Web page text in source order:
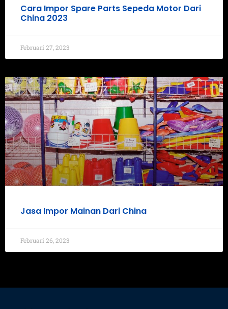
Cara Impor Spare Parts Sepeda Motor Dari
China 2023
Februari 27, 2023
Jasa Impor Mainan Dari China
Februari 26, 2023